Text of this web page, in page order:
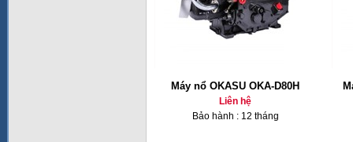
Máy nổ OKASU OKA-D80H
Liên hệ
Bảo hành : 12 tháng